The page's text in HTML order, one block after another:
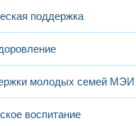
поддержка
молодых семей МЭИ
воспитание